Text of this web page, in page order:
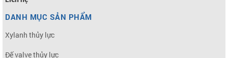
DANH MỤC SẢN PHẨM
Xylanh thủy lực
Đế valve thủy lực